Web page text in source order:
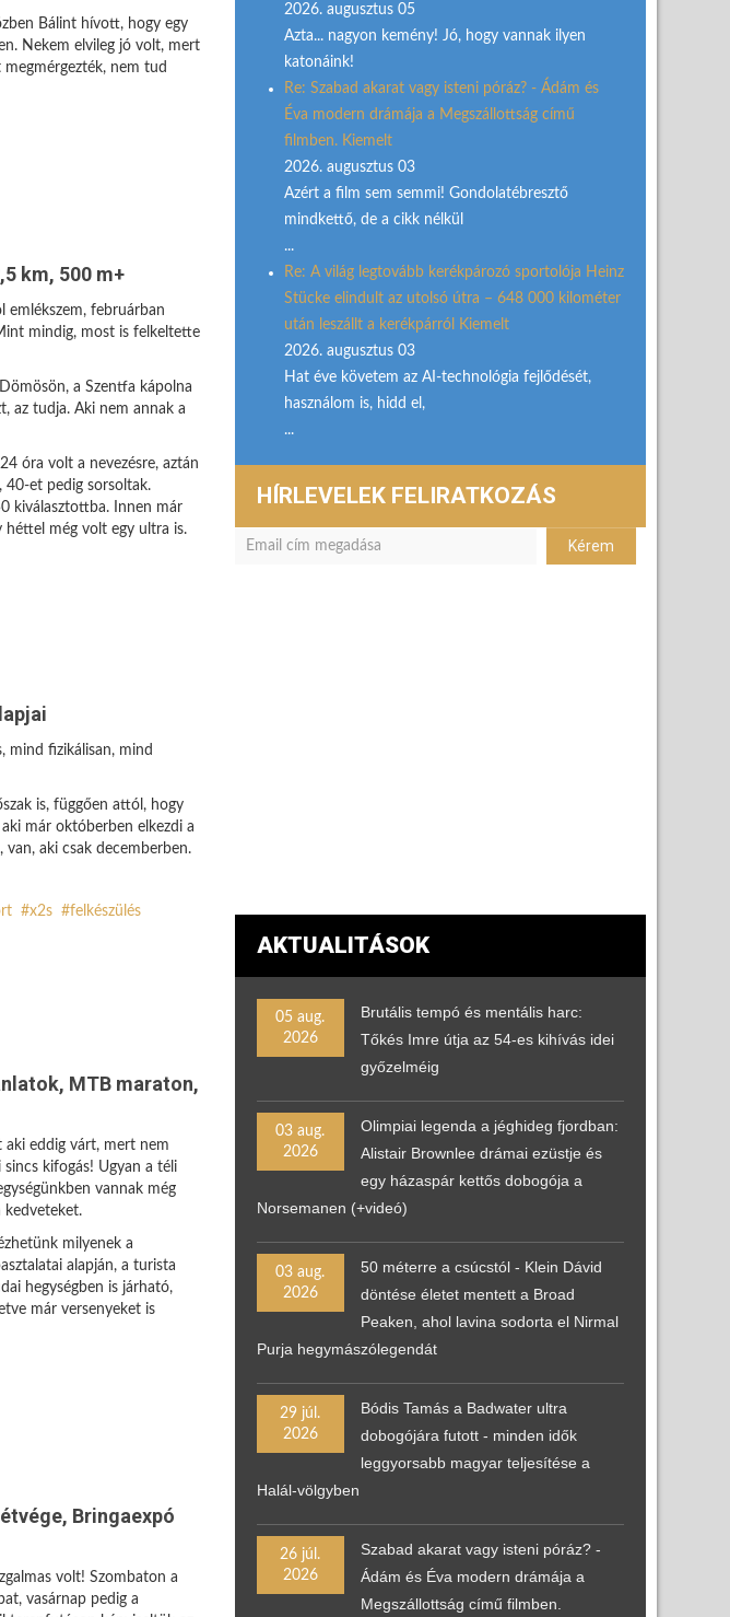
Bálint hívott, hogy egy
Nekem elvileg jó volt, mert
nem tud
km, 500 m+
emlékszem, februárban
mindig, most is felkeltette
a Szentfa kápolna
az tudja. Aki nem annak a
óra volt a nevezésre, aztán
40-et pedig sorsoltak.
kiválasztottba. Innen már
héttel még volt egy ultra is.
mind fizikálisan, mind
is, függően attól, hogy
már októberben elkezdi a
van, aki csak decemberben.
x2s felkészülés
MTB maraton,
aki eddig várt, mert nem
kifogás! Ugyan a téli
vannak még
kedveteket.
milyenek a
alapján, a turista
hegységben is járható,
már versenyeket is
Bringaexpó
volt! Szombaton a
vasárnap pedig a
2026. augusztus 05
Azta... nagyon kemény! Jó, hogy vannak ilyen
katonáink!
Re: Szabad akarat vagy isteni póráz? - Ádám és
Éva modern drámája a Megszállottság című
filmben. Kiemelt
2026. augusztus 03
Azért a film sem semmi! Gondolatébresztő
mindkettő, de a cikk nélkül
...
Re: A világ legtovább kerékpározó sportolója Heinz
Stücke elindult az utolsó útra – 648 000 kilométer
után leszállt a kerékpárról Kiemelt
2026. augusztus 03
Hat éve követem az AI-technológia fejlődését,
használom is, hidd el,
...
HÍRLEVELEK FELIRATKOZÁS
AKTUALITÁSOK
05 aug.
2026
Brutális tempó és mentális harc:
Tőkés Imre útja az 54-es kihívás idei
győzelméig
03 aug.
2026
Olimpiai legenda a jéghideg fjordban:
Alistair Brownlee drámai ezüstje és
egy házaspár kettős dobogója a
Norsemanen (+videó)
03 aug.
2026
50 méterre a csúcstól - Klein Dávid
döntése életet mentett a Broad
Peaken, ahol lavina sodorta el Nirmal
Purja hegymászólegendát
29 júl.
2026
Bódis Tamás a Badwater ultra
dobogójára futott - minden idők
leggyorsabb magyar teljesítése a
Halál-völgyben
26 júl.
2026
Szabad akarat vagy isteni póráz? -
Ádám és Éva modern drámája a
Megszállottság című filmben.